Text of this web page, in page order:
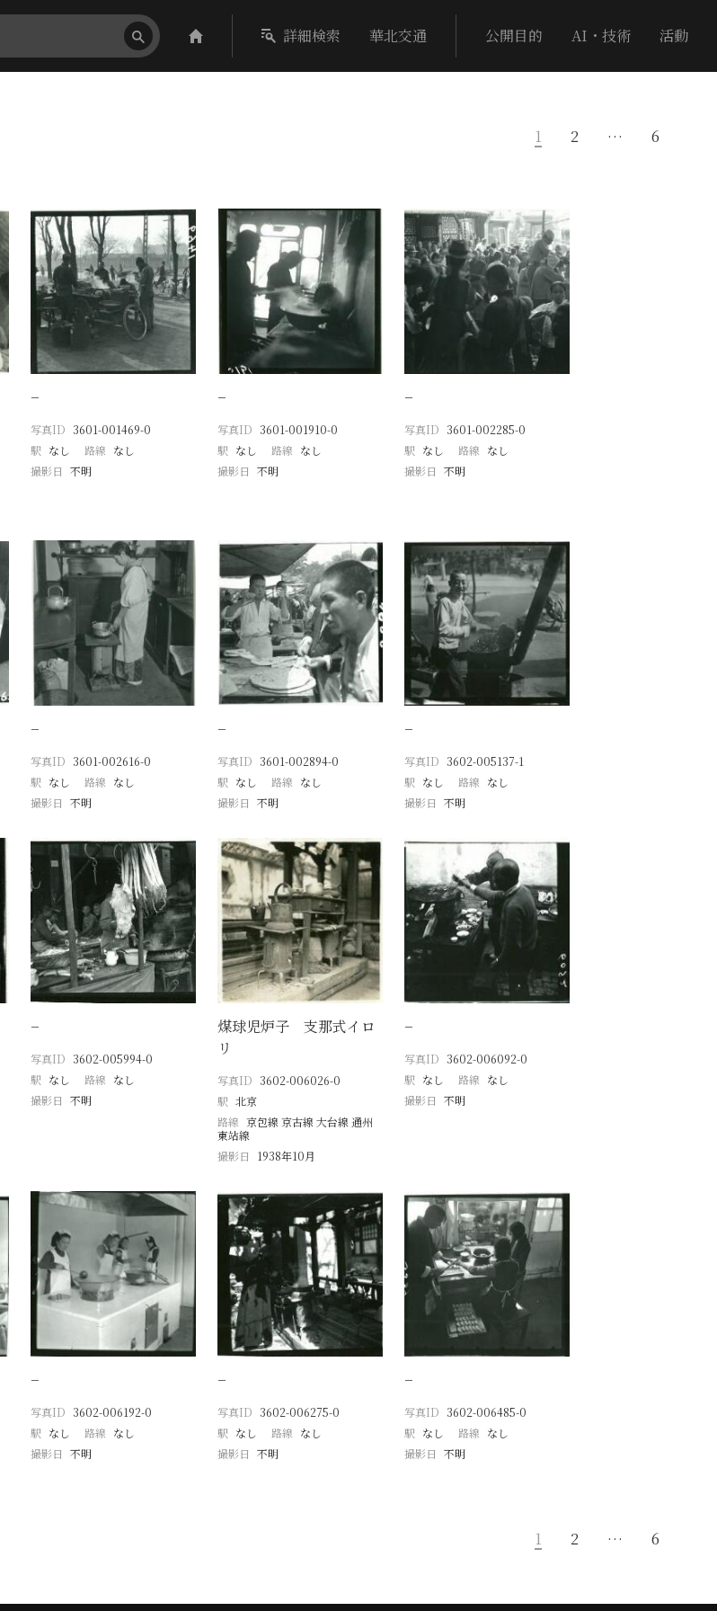
詳細検索 華北交通 公開目的 AI・技術 活動
1 2 … 6
−
写真ID 3601-001469-0
駅 なし 路線 なし
撮影日 不明
−
写真ID 3601-001910-0
駅 なし 路線 なし
撮影日 不明
−
写真ID 3601-002285-0
駅 なし 路線 なし
撮影日 不明
−
写真ID 3601-002616-0
駅 なし 路線 なし
撮影日 不明
−
写真ID 3601-002894-0
駅 なし 路線 なし
撮影日 不明
−
写真ID 3602-005137-1
駅 なし 路線 なし
撮影日 不明
−
写真ID 3602-005994-0
駅 なし 路線 なし
撮影日 不明
煤球児炉子 支那式イロ
リ
写真ID 3602-006026-0
駅 北京
路線 京包線 京古線 大台線 通州
東站線
撮影日
1938年10月
−
写真ID 3602-006092-0
駅 なし 路線 なし
撮影日 不明
−
写真ID 3602-006192-0
駅 なし 路線 なし
撮影日 不明
−
写真ID 3602-006275-0
駅 なし 路線 なし
撮影日 不明
−
写真ID 3602-006485-0
駅 なし 路線 なし
撮影日 不明
1 2 … 6